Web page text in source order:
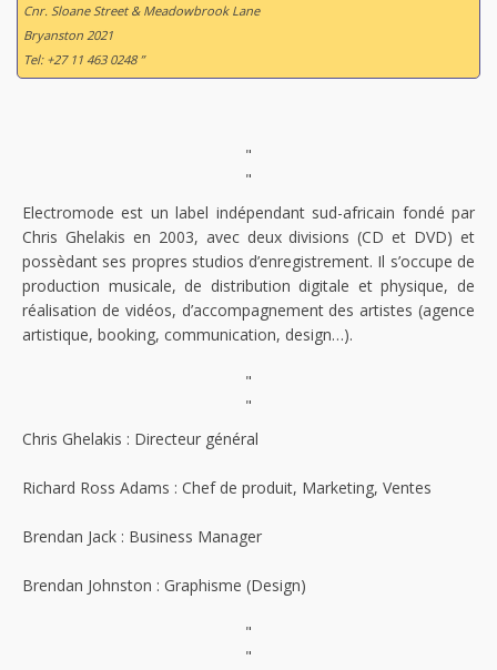
Cnr. Sloane Street & Meadowbrook Lane
Bryanston 2021
Tel: +27 11 463 0248 ”
"
"
Electromode est un label indépendant sud-africain fondé par
Chris Ghelakis en 2003, avec deux divisions (CD et DVD) et
possèdant ses propres studios d’enregistrement. Il s’occupe de
production musicale, de distribution digitale et physique, de
réalisation de vidéos, d’accompagnement des artistes (agence
artistique, booking, communication, design…).
"
"
Chris Ghelakis : Directeur général
Richard Ross Adams : Chef de produit, Marketing, Ventes
Brendan Jack : Business Manager
Brendan Johnston : Graphisme (Design)
"
"